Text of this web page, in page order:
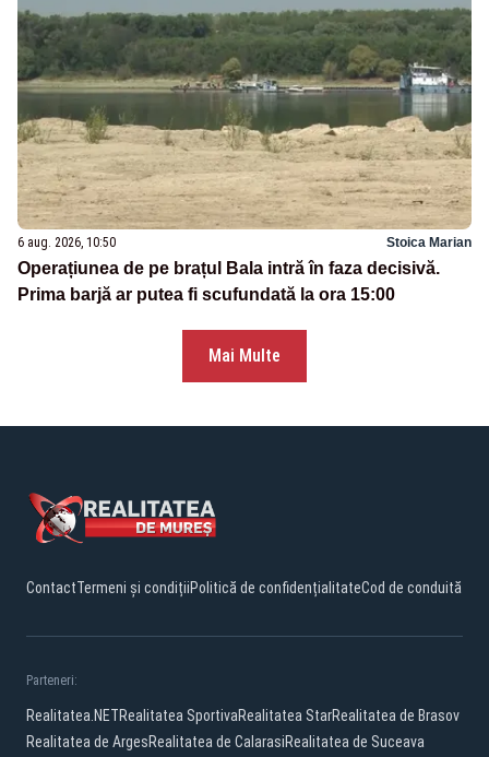
6 aug. 2026, 10:50 Stoica Marian
Operațiunea de pe brațul Bala intră în faza decisivă.
Prima barjă ar putea fi scufundată la ora 15:00
Mai Multe
ContactTermeni și condițiiPolitică de confidențialitateCod de conduită
Parteneri:
Realitatea.NETRealitatea SportivaRealitatea StarRealitatea de Brasov
Realitatea de ArgesRealitatea de CalarasiRealitatea de Suceava